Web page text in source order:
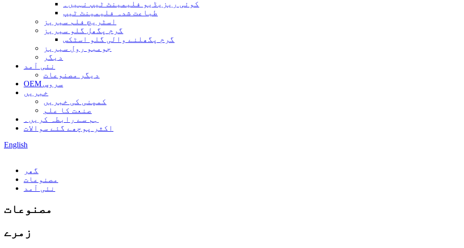
کوئی ریزیڈیو فلیمینٹ ٹیپ نہیں۔
طباعت شدہ فلیمینٹ ٹیپ
اسٹریچ فلم سیریز
گرم پگھل گلو سیریز
گرم پگھلنے والی گلو اسٹکس
جومبو رول سیریز
دیگر
نئی آمد
دیگر مصنوعات
OEM سروس
خبریں
کمپنی کی خبریں
صنعت کا علم
ہم سے رابطہ کریں۔
اکثر پوچھے گئے سوالات
English
گھر
مصنوعات
نئی آمد
مصنوعات
زمرے